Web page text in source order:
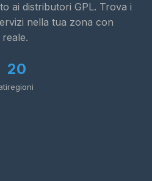
ai distributori GPL. Trova i
nella tua zona con
20
regioni